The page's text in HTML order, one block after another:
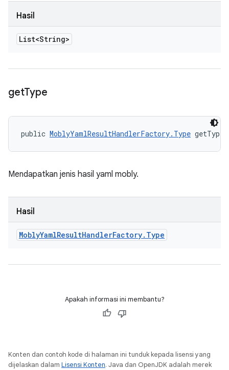
Hasil
List<String>
getType
public MoblyYamlResultHandlerFactory.Type
Mendapatkan jenis hasil yaml mobly.
Hasil
MoblyYamlResultHandlerFactory. Type
Apakah informasi ini membantu?
Konten dan contoh kode di halaman ini tunduk kepada lisensi yang
dijelaskan dalam Lisensi Konten. Java dan OpenJDK adalah merek